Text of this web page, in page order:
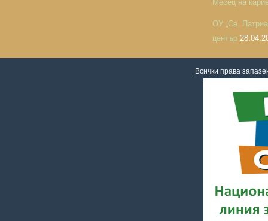
Месец на
ОУ „Св.
център
Всички права